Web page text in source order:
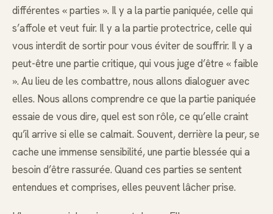
différentes « parties ». Il y a la partie paniquée, celle qui
s’affole et veut fuir. Il y a la partie protectrice, celle qui
vous interdit de sortir pour vous éviter de souffrir. Il y a
peut-être une partie critique, qui vous juge d’être « faible
». Au lieu de les combattre, nous allons dialoguer avec
elles. Nous allons comprendre ce que la partie paniquée
essaie de vous dire, quel est son rôle, ce qu’elle craint
qu’il arrive si elle se calmait. Souvent, derrière la peur, se
cache une immense sensibilité, une partie blessée qui a
besoin d’être rassurée. Quand ces parties se sentent
entendues et comprises, elles peuvent lâcher prise.